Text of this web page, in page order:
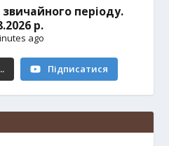
звичайного періоду.
р.
ago
Підписатися